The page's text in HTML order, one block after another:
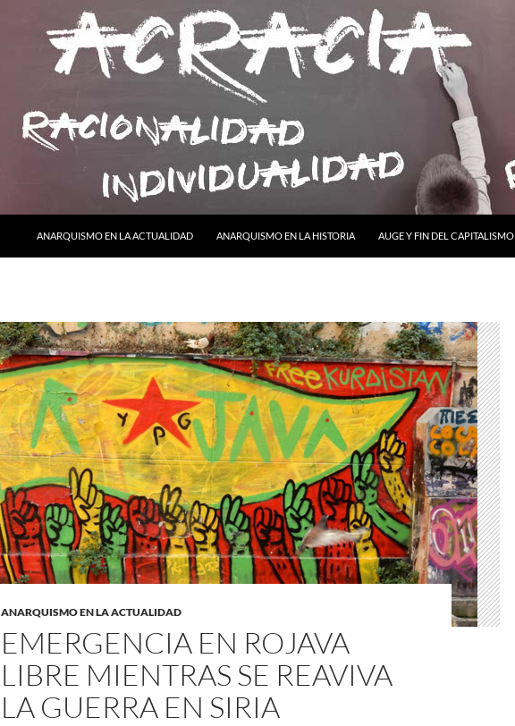
ANARQUISMO EN LA ACTUALIDAD
ANARQUISMO EN LA HISTORIA AUGE Y FIN DEL CAPITALISMO
ANARQUISMO EN LA ACTUALIDAD
EMERGENCIA EN ROJAVA
LIBRE MIENTRAS SE REAVIVA
LA GUERRA EN SIRIA